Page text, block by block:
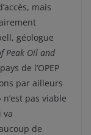
mais
géologue
Peak Oil and
de l’OPEP
par ailleurs
pas viable
va
de